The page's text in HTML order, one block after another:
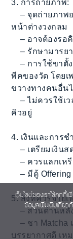
3. การถ่ายภาพ:
– จุดถ่ายภาพย
หน้าต่างวงกลม
– อาจต้องรอ
– รักษามารย
– การใช้ขาตั้ง
พีคของวัด โดยเ
ขวางทางคนอื่น
– ไม่ควรใช้เว
คิวอยู่
4. เงินและการช
– เตรียมเงินส
– ควรแลกเห
– มีตู้ Offering
5. สิ่งที่ควรจ่ายเ
– สวนด้านหลัง
– ชา Matcha
บรรยากาศดี เห
เว็บไซต์ของเราใช้คุก
ข้อมูลเพิ่มเติมเกี่ยว